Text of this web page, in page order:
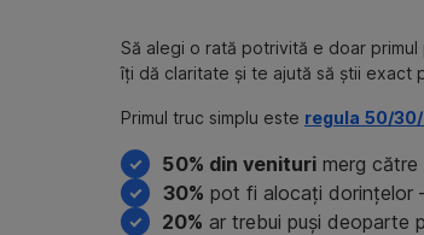
Să alegi o rată potrivită e doar
îți dă claritate și te ajută să știi exact
Primul truc simplu este regula 50/
50% din venituri merg către
30% pot fi alocați dorințelor
20% ar trebui puși deoparte